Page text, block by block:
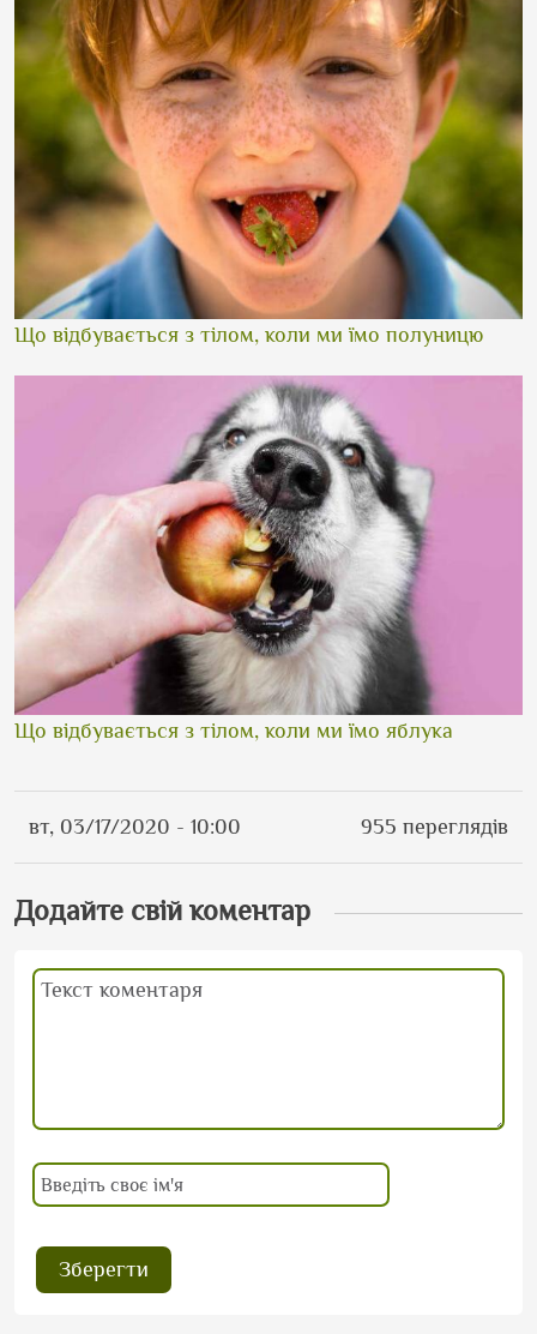
Що відбувається з тілом, коли ми їмо полуницю
Що відбувається з тілом, коли ми їмо яблука
вт, 03/17/2020 - 10:00 955 переглядів
Додайте свій коментар